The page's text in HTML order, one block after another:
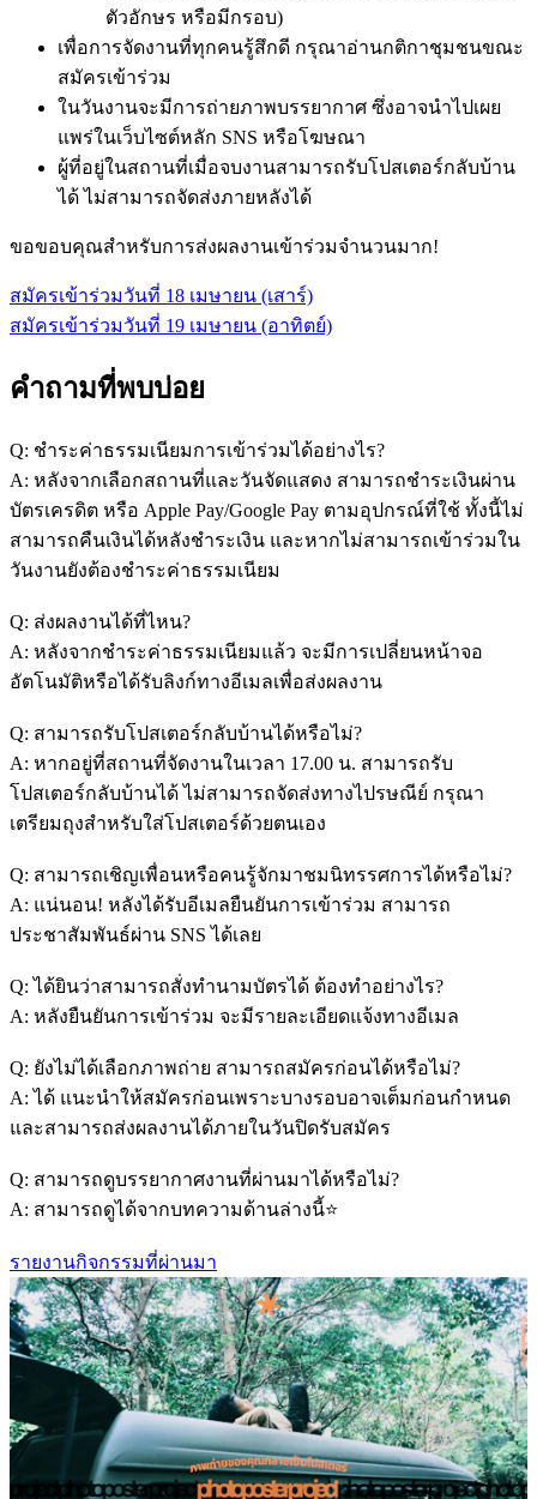
ตัวอักษร หรือมีกรอบ)
เพื่อการจัดงานที่ทุกคนรู้สึกดี กรุณาอ่านกติกาชุมชนขณะ
สมัครเข้าร่วม
ในวันงานจะมีการถ่ายภาพบรรยากาศ ซึ่งอาจนำไปเผย
แพร่ในเว็บไซต์หลัก SNS หรือโฆษณา
ผู้ที่อยู่ในสถานที่เมื่อจบงานสามารถรับโปสเตอร์กลับบ้าน
ได้ ไม่สามารถจัดส่งภายหลังได้
ขอขอบคุณสำหรับการส่งผลงานเข้าร่วมจำนวนมาก!
สมัครเข้าร่วมวันที่ 18 เมษายน (เสาร์)
สมัครเข้าร่วมวันที่ 19 เมษายน (อาทิตย์)
คำถามที่พบบ่อย
Q: ชำระค่าธรรมเนียมการเข้าร่วมได้อย่างไร?
A: หลังจากเลือกสถานที่และวันจัดแสดง สามารถชำระเงินผ่าน
บัตรเครดิต หรือ Apple Pay/Google Pay ตามอุปกรณ์ที่ใช้ ทั้งนี้ไม่
สามารถคืนเงินได้หลังชำระเงิน และหากไม่สามารถเข้าร่วมใน
วันงานยังต้องชำระค่าธรรมเนียม
Q: ส่งผลงานได้ที่ไหน?
A: หลังจากชำระค่าธรรมเนียมแล้ว จะมีการเปลี่ยนหน้าจอ
อัตโนมัติหรือได้รับลิงก์ทางอีเมลเพื่อส่งผลงาน
Q: สามารถรับโปสเตอร์กลับบ้านได้หรือไม่?
A: หากอยู่ที่สถานที่จัดงานในเวลา 17.00 น. สามารถรับ
โปสเตอร์กลับบ้านได้ ไม่สามารถจัดส่งทางไปรษณีย์ กรุณา
เตรียมถุงสำหรับใส่โปสเตอร์ด้วยตนเอง
Q: สามารถเชิญเพื่อนหรือคนรู้จักมาชมนิทรรศการได้หรือไม่?
A: แน่นอน! หลังได้รับอีเมลยืนยันการเข้าร่วม สามารถ
ประชาสัมพันธ์ผ่าน SNS ได้เลย
Q: ได้ยินว่าสามารถสั่งทำนามบัตรได้ ต้องทำอย่างไร?
A: หลังยืนยันการเข้าร่วม จะมีรายละเอียดแจ้งทางอีเมล
Q: ยังไม่ได้เลือกภาพถ่าย สามารถสมัครก่อนได้หรือไม่?
A: ได้ แนะนำให้สมัครก่อนเพราะบางรอบอาจเต็มก่อนกำหนด
และสามารถส่งผลงานได้ภายในวันปิดรับสมัคร
Q: สามารถดูบรรยากาศงานที่ผ่านมาได้หรือไม่?
A: สามารถดูได้จากบทความด้านล่างนี้⭐️
รายงานกิจกรรมที่ผ่านมา